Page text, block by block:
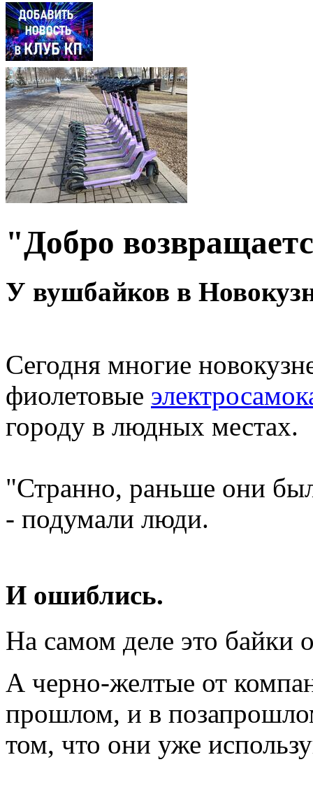
"Добро
У вушбайков в
Сегодня многие
фиолетовые
городу в людных местах.
"Странно, раньше они
- подумали люди.
И ошиблись.
На самом деле это байки
А черно-желтые от
прошлом, и в
том, что они уже